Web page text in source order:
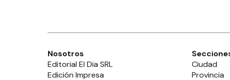
Nosotros
Editorial El Dia SRL
Edición Impresa
Ciudad
Provincia